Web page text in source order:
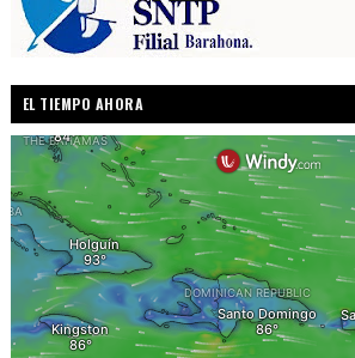
EL TIEMPO AHORA